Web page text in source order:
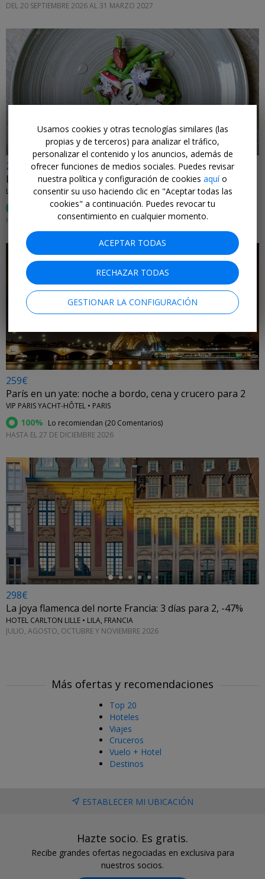
DEL 20 SEPTIEMBRE 2026 AL 31 MARZO 2027
278€
La Champaña francesa: 3 días, cena gastro y cata para 2
LE RELAIS DU VIGNERON • VERTUS, FRANCIA
Lo recomiendan (24 Comentarios)
HASTA NOVIEMBRE 2026
259€
París en un yate: noche a bordo, cena y crucero para 2
VIP PARIS YACHT-HÔTEL • PARIS
100% Lo recomiendan (20 Comentarios)
HASTA EL 27 DE DICIEMBRE 2026
←
298€
La joya flamenca del norte Francia: 3 días para 2, -47%
HOTEL CARLTON LILLE • LILA, FRANCIA
JULIO, AGOSTO, OCTUBRE Y NOVIEMBRE 2026
Más ofertas y recomendaciones
Top 20
Hoteles
Viajes
Cruceros
Vuelo + Hotel
Destinos
ESTABLECER MI UBICACIÓN
Hazte socio. Es gratis.
Recibe grandes ofertas negociadas en exclusiva para
nuestros socios.
Usamos cookies y otras tecnologías similares (las
propias y de terceros) para analizar el tráfico,
personalizar el contenido y los anuncios, además de
ofrecer funciones de medios sociales. Puedes revisar
nuestra política y configuración de cookies aquío
consentir su uso haciendo clic en "Aceptar todas las
cookies" a continuación. Puedes revocar tu
consentimiento en cualquier momento.
ACEPTAR TODAS
RECHAZAR TODAS
GESTIONAR LA CONFIGURACIÓN